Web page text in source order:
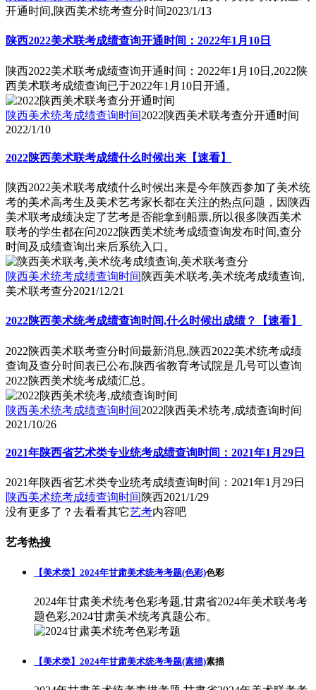
开通时间,陕西美术统考查分时间2023/1/13
陕西2022美术联考成绩查询开通时间：2022年1月10日
陕西2022美术联考成绩查询开通时间：2022年1月10日,2022陕
西美术联考成绩查询已于2022年1月10日开通。
陕西美术统考成绩查询时间2022陕西美术联考查分开通时间
2022/1/10
2022陕西美术联考成绩什么时候出来【速看】
陕西2022美术联考成绩什么时候出来是今年陕西参加了美术统
考的美术高考生及美术艺考家长都在关注的热点问题，因陕西
美术联考成绩决定了艺考是否能拿到船票,所以很多陕西美术
联考的学生都在问2022陕西美术统考成绩查询发布时间,查分
时间及成绩查询出来后系统入口。
陕西美术统考成绩查询时间 陕西美术联考,美术统考成绩查询,
美术联考查分2021/12/21
2022陕西美术统考成绩查询时间,什么时候出成绩？【速看】
2022陕西美术联考查分时间最新消息,陕西2022美术统考成绩
查询及查分时间表已公布,陕西省教育考试院是几号可以查询
2022陕西美术统考成绩汇总。
陕西美术统考成绩查询时间2022陕西美术统考,成绩查询时间
2021/10/26
2021年陕西省艺术类专业统考成绩查询时间：2021年1月29日
2021年陕西省艺术类专业统考成绩查询时间：2021年1月29日
陕西美术统考成绩查询时间 陕西2021/1/29
没有更多了？去看看其它艺考内容吧
艺考热搜
【美术类】2024年甘肃美术统考考题(色彩)色彩
2024年甘肃美术统考色彩考题,甘肃省2024年美术联考考
题色彩,2024甘肃美术统考真题公布。
【美术类】2024年甘肃美术统考考题(素描)素描